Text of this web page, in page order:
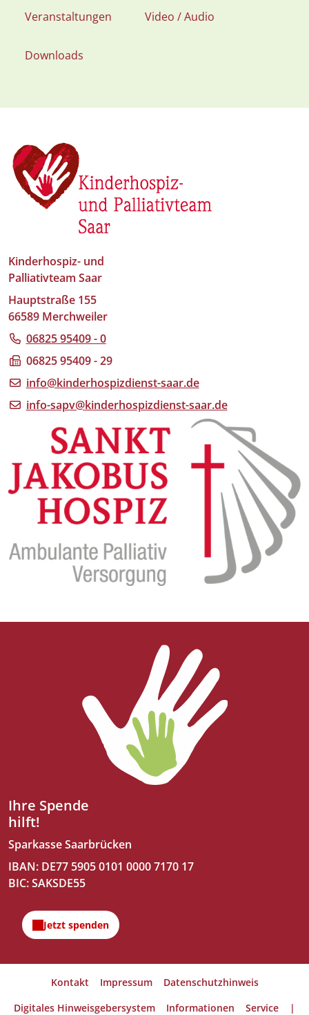
Veranstaltungen Video / Audio
Downloads
Kinderhospiz- und
Palliativteam Saar
Hauptstraße 155
66589 Merchweiler
06825 95409 - 0
06825 95409 - 29
info@kinderhospizdienst-saar.de
info-sapv@kinderhospizdienst-saar.de
Ihre Spende
hilft!
Sparkasse Saarbrücken
IBAN: DE77 5905 0101 0000 7170 17
BIC: SAKSDE55
Kontakt Impressum
Datenschutzhinweis
Digitales Hinweisgebersystem
Informationen Service |